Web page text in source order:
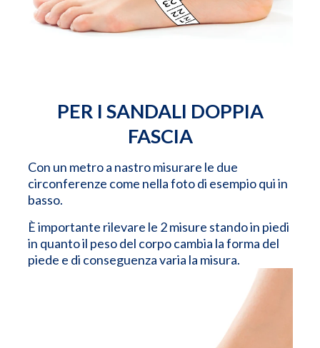
PER I SANDALI DOPPIA
FASCIA
Con un metro a nastro misurare le due
circonferenze come nella foto di esempio qui in
basso.
È importante rilevare le 2 misure stando in piedi
in quanto il peso del corpo cambia la forma del
piede e di conseguenza varia la misura.